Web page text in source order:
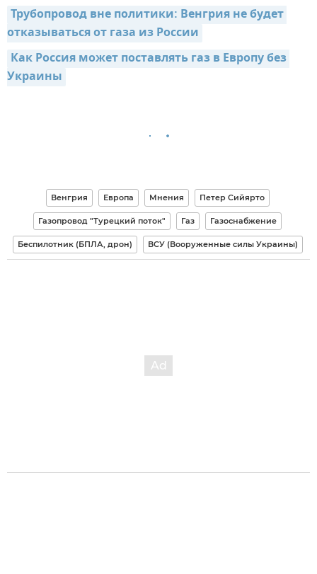
Трубопровод вне политики: Венгрия не будет
отказываться от газа из России
Как Россия может поставлять газ в Европу без
Украины
Венгрия Европа Мнения Петер Сийярто
Газопровод "Турецкий поток" Газ Газоснабжение
Беспилотник (БПЛА, дрон) ВСУ (Вооруженные силы Украины)